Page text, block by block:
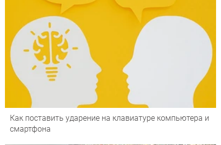
Как поставить ударение на клавиатуре компьютера и
смартфона